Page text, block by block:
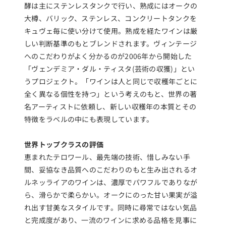
酵は主にステンレスタンクで行い、熟成にはオークの
大樽、バリック、ステンレス、コンクリートタンクを
キュヴェ毎に使い分けて使用。熟成を経たワインは厳
しい判断基準のもとブレンドされます。ヴィンテージ
へのこだわりがよく分かるのが2006年から開始した
「ヴェンデミア・ダル・ティスタ(芸術の収獲)」とい
うプロジェクト。「ワインは人と同じで収穫年ごとに
全く異なる個性を持つ」という考えのもと、世界の著
名アーティストに依頼し、新しい収穫年の本質とその
特徴をラベルの中にも表現しています。
世界トップクラスの評価
恵まれたテロワール、最先端の技術、惜しみない手
間、妥協なき品質へのこだわりのもと生み出されるオ
ルネッライアのワインは、濃厚でパワフルでありなが
ら、滑らかで柔らかい。オークにのった甘い果実が溢
れ出す甘美なスタイルです。同時に尋常ではない気品
と完成度があり、一流のワインに求める品格を見事に